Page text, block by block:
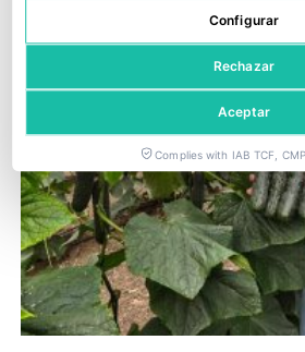
Configurar
Rechazar
Aceptar
Complies with IAB TCF,